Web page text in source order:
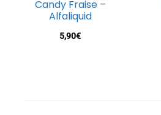
Candy Fraise –
Alfaliquid
5,90€